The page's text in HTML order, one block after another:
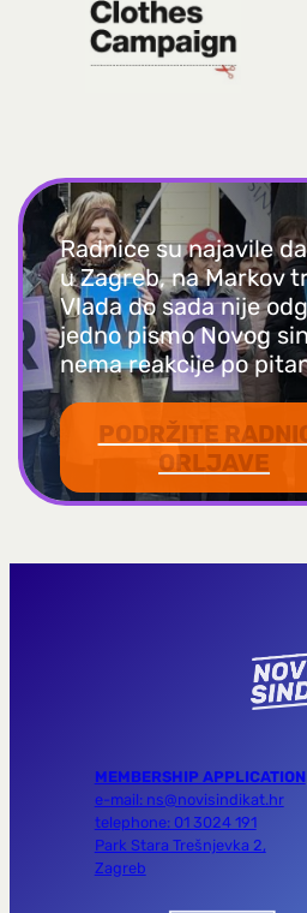
Radnice su najavile
u Zagreb, na Markov
Vlada do sada nije
jedno pismo Novog
nema reakcije po
PODRŽITE
ORLJAVE
MEMBERSHIP APPLICATION
e-mail: ns@novisindikat.hr
telephone: 01 3024 191
Park Stara Trešnjevka 2,
Zagreb